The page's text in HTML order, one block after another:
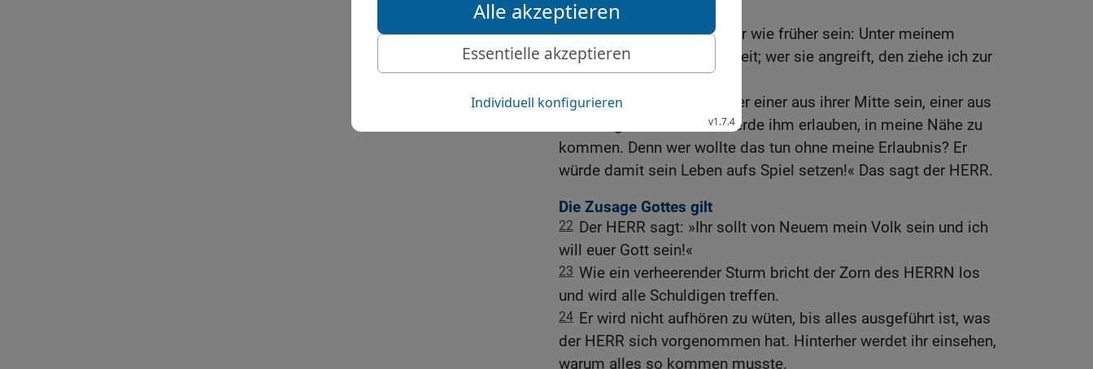
verachtet.
20 Es wird mit ihnen wieder wie früher sein: Unter meinem
Schutz leben sie in Sicherheit; wer sie angreift, den ziehe ich zur
Rechenschaft.
21 Ihr Herrscher wird wieder einer aus ihrer Mitte sein, einer aus
ihrem eigenen Volk. Ich werde ihm erlauben, in meine Nähe zu
kommen. Denn wer wollte das tun ohne meine Erlaubnis? Er
würde damit sein Leben aufs Spiel setzen!« Das sagt der HERR.
Die Zusage Gottes gilt
22 Der HERR sagt: »Ihr sollt von Neuem mein Volk sein und ich
will euer Gott sein!«
23 Wie ein verheerender Sturm bricht der Zorn des HERRN los
und wird alle Schuldigen treffen.
24 Er wird nicht aufhören zu wüten, bis alles ausgeführt ist, was
der HERR sich vorgenommen hat. Hinterher werdet ihr einsehen,
warum alles so kommen musste.